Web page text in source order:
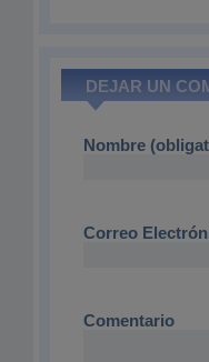
DEJAR UN
Nombre
Correo
Comentario